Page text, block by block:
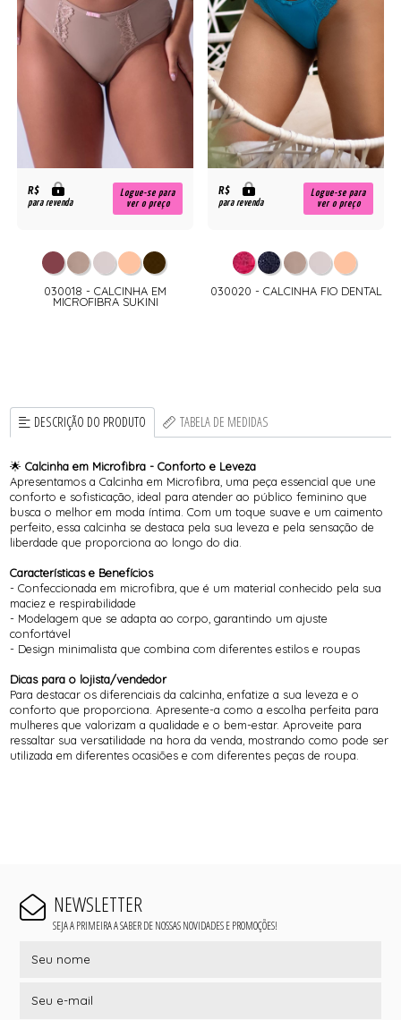
R$
para revenda
Logue-se para
ver o preço
030018 - CALCINHA EM
MICROFIBRA SUKINI
R$
para revenda
Logue-se para
ver o preço
030020 - CALCINHA FIO DENTAL
DESCRIÇÃO DO PRODUTO TABELA DE MEDIDAS
🌟Calcinha em Microfibra - Conforto e Leveza
Apresentamos a Calcinha em Microfibra, uma peça essencial que une
conforto e sofisticação, ideal para atender ao público feminino que
busca o melhor em moda íntima. Com um toque suave e um caimento
perfeito, essa calcinha se destaca pela sua leveza e pela sensação de
liberdade que proporciona ao longo do dia.
Características e Benefícios
- Confeccionada em microfibra, que é um material conhecido pela sua
maciez e respirabilidade
- Modelagem que se adapta ao corpo, garantindo um ajuste
confortável
- Design minimalista que combina com diferentes estilos e roupas
Dicas para o lojista/vendedor
Para destacar os diferenciais da calcinha, enfatize a sua leveza e o
conforto que proporciona. Apresente-a como a escolha perfeita para
mulheres que valorizam a qualidade e o bem-estar. Aproveite para
ressaltar sua versatilidade na hora da venda, mostrando como pode ser
utilizada em diferentes ocasiões e com diferentes peças de roupa.
NEWSLETTER
SEJA A PRIMEIRA A SABER DE NOSSAS NOVIDADES E PROMOÇÕES!